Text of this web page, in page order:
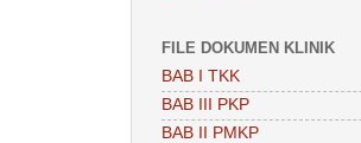
FILE DOKUMEN KLINIK
BAB I TKK
BAB III PKP
BAB II PMKP